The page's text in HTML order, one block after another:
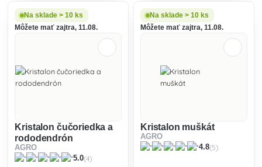
stromky, živé ploty apod.
trávnika.
Na sklade > 10 ks
Môžete mať zajtra, 11.08.
Kristalon čučoriedka a
rododendrón
AGRO
5.0(4)
Na sklade > 10 ks
Môžete mať zajtra, 11.08.
Kristalon muškát
AGRO
4.8(5)